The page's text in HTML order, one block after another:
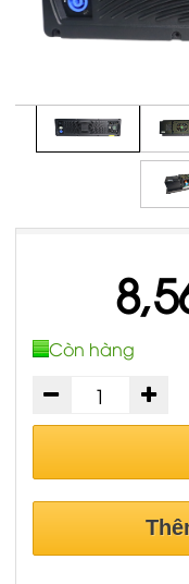
Còn hàng